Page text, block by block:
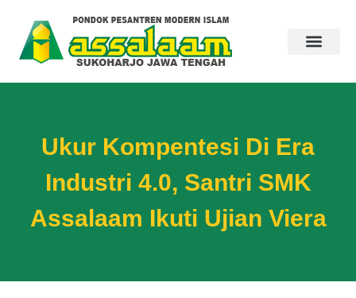
Ukur Kompentesi Di Era
Industri 4.0, Santri SMK
Assalaam Ikuti Ujian Viera